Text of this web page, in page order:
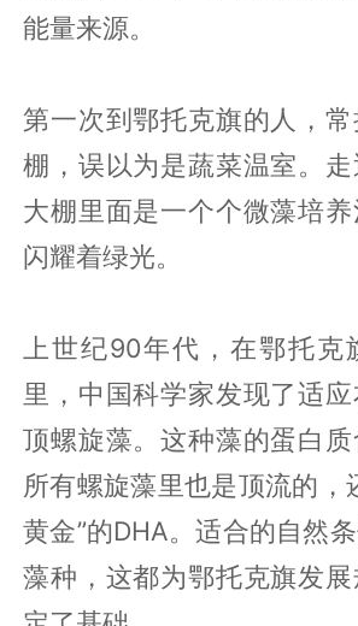
能量来源。
第一次到鄂托克旗的人，
棚，误以为是蔬菜温室。走
大棚里面是一个个微藻培
闪耀着绿光。
上世纪90年代，在鄂托克
里，中国科学家发现了适
顶螺旋藻。这种藻的蛋白
所有螺旋藻里也是顶流的，
黄金”的DHA。适合的自然
藻种，这都为鄂托克旗发